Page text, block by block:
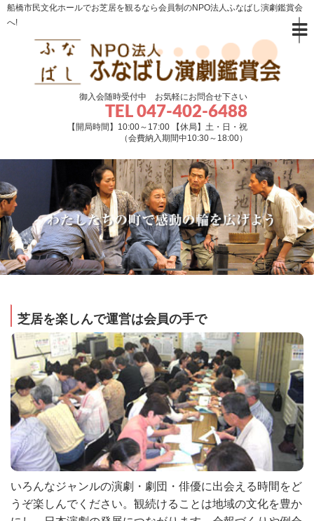
船橋市民文化ホールでお芝居を観るなら会員制のNPO法人ふなばし演劇鑑賞会
へ!
御入会随時受付中 お気軽にお問合せ下さい
TEL 047-402-6488
【開局時間】10:00～17:00 【休局】土・日・祝
（会費納入期間中10:30～18:00）
芝居を楽しんで運営は会員の手で
いろんなジャンルの演劇・劇団・俳優に出会える時間をど
うぞ楽しんでください。観続けることは地域の文化を豊か